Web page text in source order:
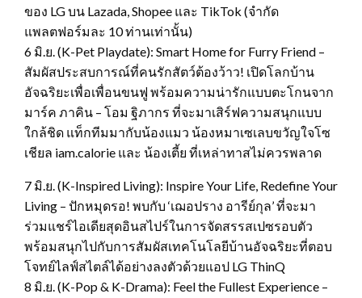
ของ LG บน Lazada, Shopee และ TikTok (จำกัด
แพลตฟอร์มละ 10 ท่านเท่านั้น)
6 มิ.ย. (K-Pet Playdate): Smart Home for Furry Friend –
สัมผัสประสบการณ์ที่คนรักสัตว์ต้องว้าว! เปิดโลกบ้าน
อัจฉริยะเพื่อเพื่อนขนฟู พร้อมความน่ารักแบบตะโกนจาก
มาร์ค ภาคิน – โอม ฐิภากร ที่จะมาเสิร์ฟความสนุกแบบ
ใกล้ชิด แท็กทีมมากับน้องแมว น้องหมาเซเลบขวัญใจโซ
เชียล iam.calorie และ น้องเตี้ย ที่เหล่าทาสไม่ควรพลาด
7 มิ.ย. (K-Inspired Living): Inspire Your Life, Redefine Your
Living – ปักหมุดรอ! พบกับ ‘เฌอปราง อารีย์กุล’ ที่จะมา
ร่วมแชร์ไอเดียสุดอินสไปร์ในการจัดสรรสเปซรอบตัว
พร้อมสนุกไปกับการสัมผัสเทคโนโลยีบ้านอัจฉริยะที่ตอบ
โจทย์ไลฟ์สไตล์ได้อย่างลงตัวด้วยแอป LG ThinQ
8 มิ.ย. (K-Pop & K-Drama): Feel the Fullest Experience –